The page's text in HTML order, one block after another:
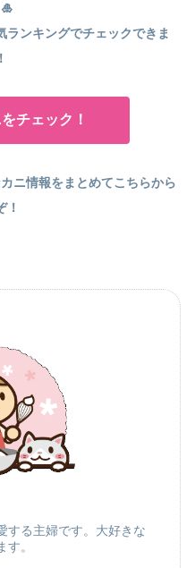
ンキングでチェックできま
チェック！
ニ情報をまとめてこちらから
！
する主婦です。大好きな
。